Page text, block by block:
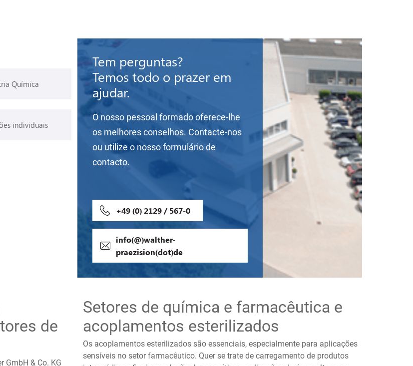
Química
individuais
Tem perguntas?
Temos todo o prazer em
ajudar.
O nosso pessoal formado oferece-lhe
os melhores conselhos. Contacte-nos
ou utilize o nosso formulário de
contacto.
+49 (0) 2129 / 567-0
info(@)walther-
praezision(dot)de
de
GmbH & Co. KG
Setores de química e farmacêutica e
acoplamentos esterilizados
Os acoplamentos esterilizados são essenciais, especialmente para aplicações
sensíveis no setor farmacêutico. Quer se trate de carregamento de produtos